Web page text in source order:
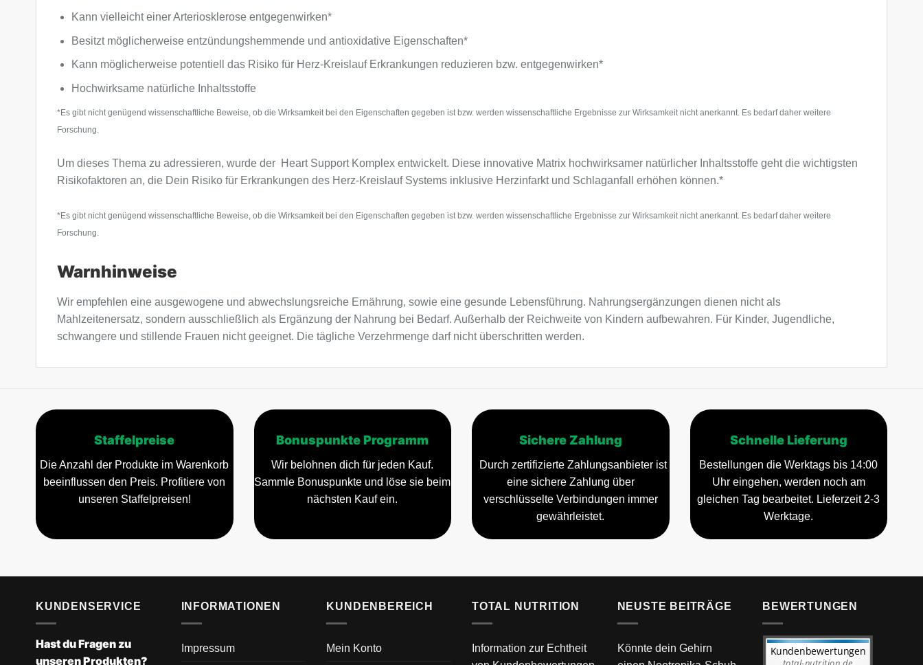
Kann vielleicht einer Arteriosklerose entgegenwirken*
Besitzt möglicherweise entzündungshemmende und antioxidative Eigenschaften*
Kann möglicherweise potentiell das Risiko für Herz-Kreislauf Erkrankungen reduzieren bzw. entgegenwirken*
Hochwirksame natürliche Inhaltsstoffe
*Es gibt nicht genügend wissenschaftliche Beweise, ob die Wirksamkeit bei den Eigenschaften gegeben ist bzw. werden wissenschaftliche Ergebnisse zur Wirksamkeit nicht anerkannt. Es bedarf daher weitere
Forschung.
Um dieses Thema zu adressieren, wurde der Heart Support Komplex entwickelt. Diese innovative Matrix hochwirksamer natürlicher Inhaltsstoffe geht die wichtigsten
Risikofaktoren an, die Dein Risiko für Erkrankungen des Herz-Kreislauf Systems inklusive Herzinfarkt und Schlaganfall erhöhen können.*
*Es gibt nicht genügend wissenschaftliche Beweise, ob die Wirksamkeit bei den Eigenschaften gegeben ist bzw. werden wissenschaftliche Ergebnisse zur Wirksamkeit nicht anerkannt. Es bedarf daher weitere
Forschung.
Warnhinweise
Wir empfehlen eine ausgewogene und abwechslungsreiche Ernährung, sowie eine gesunde Lebensführung. Nahrungsergänzungen dienen nicht als
Mahlzeitenersatz, sondern ausschließlich als Ergänzung der Nahrung bei Bedarf. Außerhalb der Reichweite von Kindern aufbewahren. Für Kinder, Jugendliche,
schwangere und stillende Frauen nicht geeignet. Die tägliche Verzehrmenge darf nicht überschritten werden.
Staffelpreise
Die Anzahl der Produkte im Warenkorb
beeinflussen den Preis. Profitiere von
unseren Staffelpreisen!
Bonuspunkte Programm
Wir belohnen dich für jeden Kauf.
Sammle Bonuspunkte und löse sie beim
nächsten Kauf ein.
Sichere Zahlung
Durch zertifizierte Zahlungsanbieter ist
eine sichere Zahlung über
verschlüsselte Verbindungen immer
gewährleistet.
Schnelle Lieferung
Bestellungen die Werktags bis 14:00
Uhr eingehen, werden noch am
gleichen Tag bearbeitet. Lieferzeit 2-3
Werktage.
KUNDENSERVICE
Hast du Fragen zu
unseren Produkten?
INFORMATIONEN
Impressum
KUNDENBEREICH
Mein Konto
TOTAL NUTRITION
Information zur Echtheit
NEUSTE BEITRÄGE
Könnte dein Gehirn
BEWERTUNGEN